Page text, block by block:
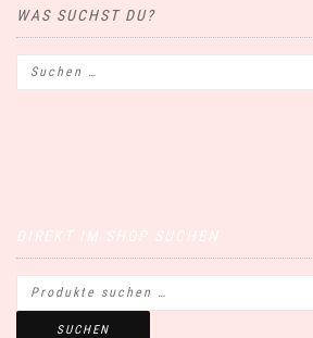
WAS SUCHST DU?
SUCHEN